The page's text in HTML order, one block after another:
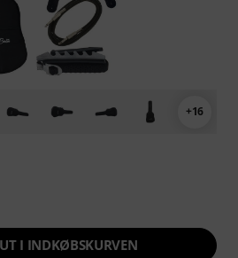
+16
I INDKØBSKURVEN